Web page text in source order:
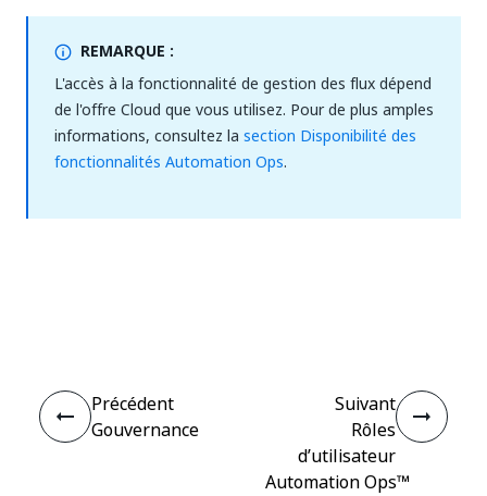
REMARQUE :
L'accès à la fonctionnalité de gestion des flux dépend
de l'offre Cloud que vous utilisez. Pour de plus amples
informations, consultez la section Disponibilité des
fonctionnalités Automation Ops.
Précédent
Gouvernance
Suivant
Rôles
d’utilisateur
Automation Ops™